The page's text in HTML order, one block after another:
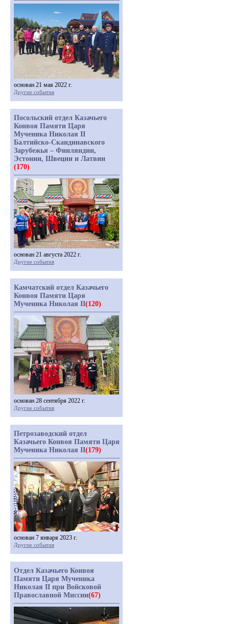
основан 21 мая 2022 г.
Другие события
Посольский отдел Казачьего
Конвоя Памяти Царя
Мученика Николая II
Балтийско-Скандинавского
Зарубежья – Финляндии,
Эстонии, Швеции и Латвии
(170)
основан 21 августа 2022 г.
Другие события
Камчатский отдел Казачьего
Конвоя Памяти Царя
Мученика Николая II(120)
основан 28 сентября 2022 г.
Другие события
Петрозаводский отдел
Казачьего Конвоя Памяти Царя
Мученика Николая II(179)
основан 7 января 2023 г.
Другие события
Отдел Казачьего Конвоя
Памяти Царя Мученика
Николая II при Войсковой
Православной Миссии(67)